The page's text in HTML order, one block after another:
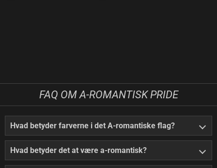
FAQ OM A-ROMANTISK PRIDE
Hvad betyder farverne i det A-romantiske flag?
Hvad betyder det at være a-romantisk?